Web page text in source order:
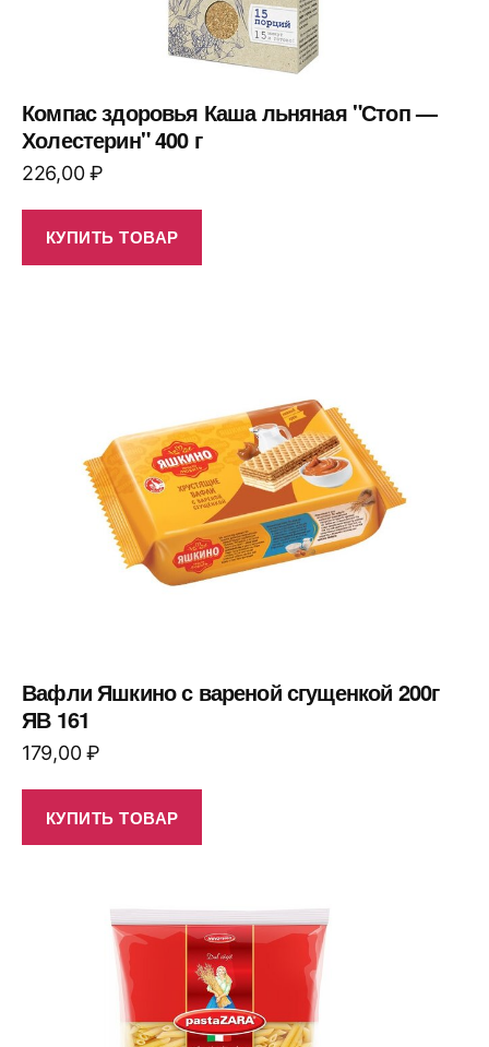
Компас здоровья Каша льняная "Стоп —
Холестерин" 400 г
226,00₽
КУПИТЬ ТОВАР
Вафли Яшкино с вареной сгущенкой 200г
ЯВ 161
179,00₽
КУПИТЬ ТОВАР